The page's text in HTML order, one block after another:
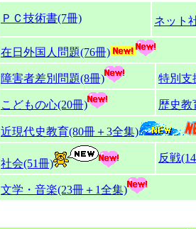
ＰＣ技術書(7冊) ネット
在日外国人問題(76冊)
障害者差別問題(8冊) 特別支
こどもの心(20冊) 歴史教
近現代史教育(80冊＋3全集)
社会(51冊) 反戦
文学・音楽(23冊＋1全集)